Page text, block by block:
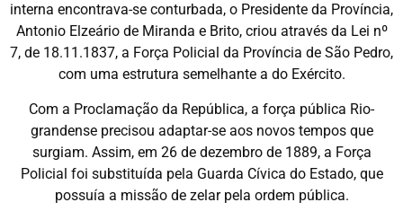
interna encontrava-se conturbada, o Presidente da Província,
Antonio Elzeário de Miranda e Brito, criou através da Lei nº
7, de 18.11.1837, a Força Policial da Província de São Pedro,
com uma estrutura semelhante a do Exército.
Com a Proclamação da República, a força pública Rio-
grandense precisou adaptar-se aos novos tempos que
surgiam. Assim, em 26 de dezembro de 1889, a Força
Policial foi substituída pela Guarda Cívica do Estado, que
possuía a missão de zelar pela ordem pública.